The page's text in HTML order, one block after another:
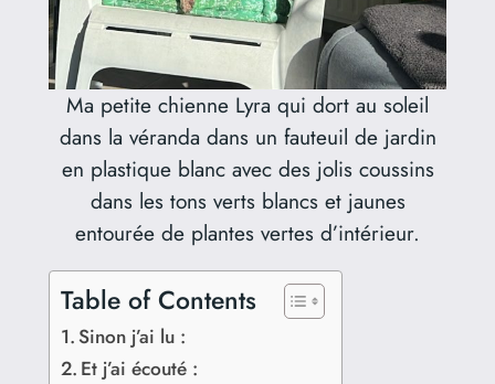
Ma petite chienne Lyra qui dort au soleil
dans la véranda dans un fauteuil de jardin
en plastique blanc avec des jolis coussins
dans les tons verts blancs et jaunes
entourée de plantes vertes d’intérieur.
Table of Contents
Sinon j’ai lu :
Et j’ai écouté :